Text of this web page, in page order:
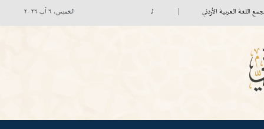
العربية الأردني لجنة صندوق الاستثمار تعقد اجتماعها الأول
الخميس، ٦ آب ٢٠٢٦